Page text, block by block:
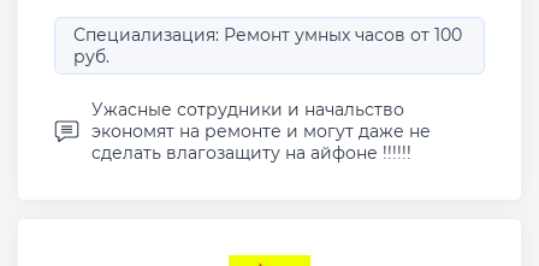
Специализация: Ремонт умных часов от 100
руб.
Ужасные сотрудники и начальство
экономят на ремонте и могут даже не
сделать влагозащиту на айфоне !!!!!!